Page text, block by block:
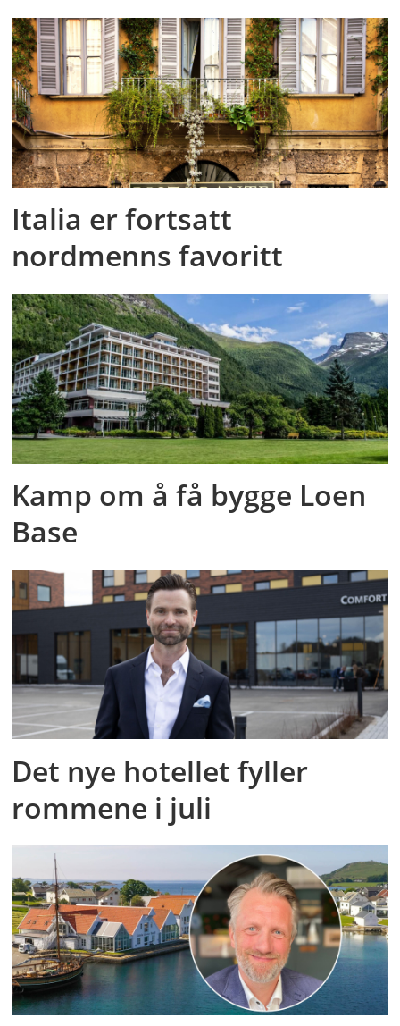
Italia er fortsatt
nordmenns favoritt
Kamp om å få bygge Loen
Base
Det nye hotellet fyller
rommene i juli